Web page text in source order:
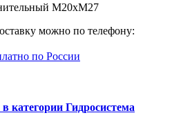
М20хМ27
можно по телефону:
по России
категории Гидросистема